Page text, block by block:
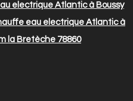
electrique Atlantic à Boussy
eau electrique Atlantic à
la Bretèche 78860